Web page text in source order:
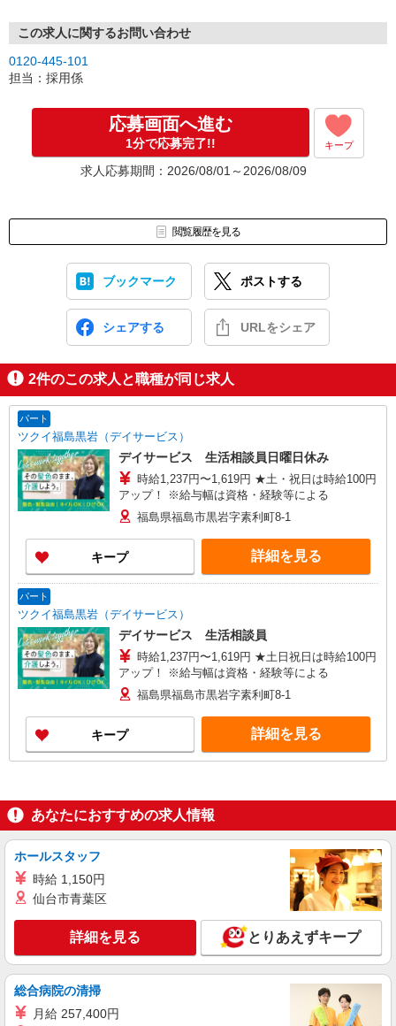
この求人に関するお問い合わせ
0120-445-101
担当：採用係
応募画面へ進む
1分で応募完了!! キープ
求人応募期間：2026/08/01～2026/08/09
閲覧履歴を見る
ブックマーク ポストする
シェアする URLをシェア
2件のこの求人と職種が同じ求人
パート
ツクイ福島黒岩（デイサービス）
デイサービス 生活相談員日曜日休み
時給1,237円〜1,619円 ★土・祝日は時給100円
アップ！ ※給与幅は資格・経験等による
福島県福島市黒岩字素利町8-1
キープ 詳細を見る
パート
ツクイ福島黒岩（デイサービス）
デイサービス 生活相談員
時給1,237円〜1,619円 ★土日祝日は時給100円
アップ！ ※給与幅は資格・経験等による
福島県福島市黒岩字素利町8-1
キープ 詳細を見る
あなたにおすすめの求人情報
ホールスタッフ
時給 1,150円
仙台市青葉区
詳細を見る とりあえずキープ
総合病院の清掃
月給 257,400円